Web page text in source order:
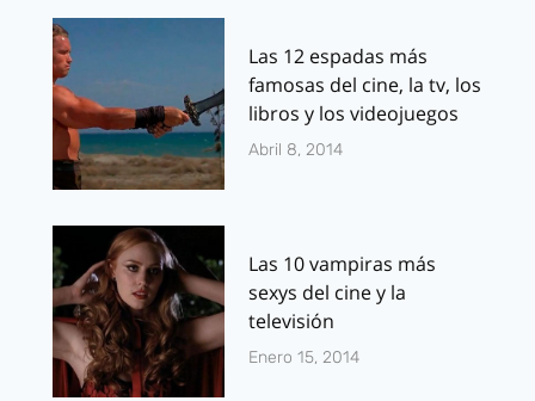
Las 12 espadas más
famosas del cine, la tv, los
libros y los videojuegos
Abril 8, 2014
Las 10 vampiras más
sexys del cine y la
televisión
Enero 15, 2014